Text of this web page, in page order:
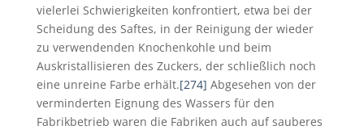
vielerlei Schwierigkeiten konfrontiert, etwa bei der
Scheidung des Saftes, in der Reinigung der wieder
zu verwendenden Knochenkohle und beim
Auskristallisieren des Zuckers, der schließlich noch
eine unreine Farbe erhält.[274] Abgesehen von der
verminderten Eignung des Wassers für den
Fabrikbetrieb waren die Fabriken auch auf sauberes